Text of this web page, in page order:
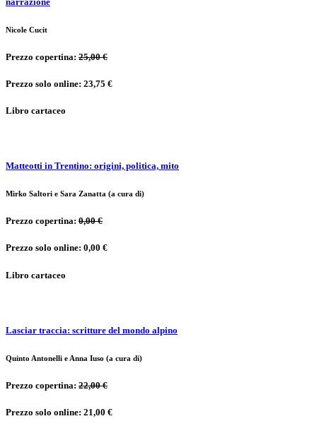
Nicole Cucit
Prezzo copertina: 25,00 €
Prezzo solo online: 23,75 €
Libro cartaceo
Matteotti in Trentino: origini, politica, mito
Mirko Saltori e Sara Zanatta (a cura di)
Prezzo copertina: 0,00 €
Prezzo solo online: 0,00 €
Libro cartaceo
Lasciar traccia: scritture del mondo alpino
Quinto Antonelli e Anna Iuso (a cura di)
Prezzo copertina: 22,00 €
Prezzo solo online: 21,00 €